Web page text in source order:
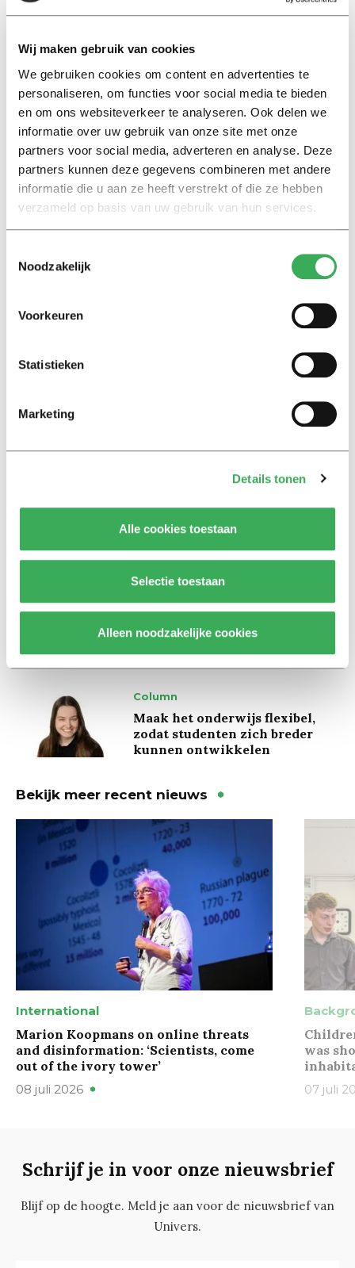
Wij maken gebruik van cookies
We gebruiken cookies om content en advertenties te
personaliseren, om functies voor social media te bieden
en om ons websiteverkeer te analyseren. Ook delen we
informatie over uw gebruik van onze site met onze
partners voor social media, adverteren en analyse. Deze
partners kunnen deze gegevens combineren met andere
informatie die u aan ze heeft verstrekt of die ze hebben
verzameld op basis van uw gebruik van hun services.
Noodzakelijk
Voorkeuren
Statistieken
Marketing
Details tonen
Alle cookies toestaan
Selectie toestaan
Alleen noodzakelijke cookies
wedstrijdanalyses. Welke speler bijvoorbeeld in onze
gespeeld, of best wel had willen spelen als het van zijn
moeder had gemogen. Wat een geleuter toch allemaal.
Tijdens België-Ierland deed de commentator ook een
duit in het zakje: “De Ieren spelen met de bal slechter
dan zonder de bal”. Zelfs Johan Cruijff zou hierom
hebben moeten lachen.
Marion Koopmans over online
‘Wetenschappers, kom die
Kinderen spelen de Zero
inwoners bij’
Achtergrond
Ritalin, koffie en
studenten de tentamenperiode
Column
Maak het onderwijs flexibel,
zodat studenten zich breder
kunnen ontwikkelen
Bekijk meer recent nieuws
International
Marion Koopmans on online threats
and disinformation: ‘Scientists, come
out of the ivory tower’
08 juli 2026
was
07 juli
Schrijf je in voor onze nieuwsbrief
Blijf op de hoogte. Meld je aan voor de nieuwsbrief van
Univers.